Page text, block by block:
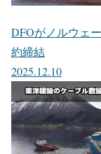
DFOがノルウェ
約締結
2025.12.10